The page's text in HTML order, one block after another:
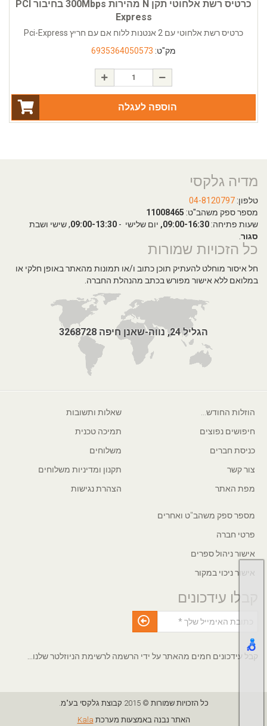
כרטיס רשת אלחוטי תקן N מהירות 300Mbps בחיבור PCI
Express
כרטיס רשת אלחוטי עם 2 אנטנות ללוח אם עם חריץ Pci-Express
מק"ט: 6935364050573
הוספה לעגלה
מדיה גלקסי
טלפון: 04-8120797
מספר ספק משהב"ט: 11008465
שעות פתיחה: 09:00-16:30, יום שלישי - 09:00-13:30, שישי ושבת
סגור.
כל הזכויות שמורות
חל איסור מוחלט להעתיק תוכן כתוב ו/או תמונות מהאתר באופן חלקי או
במלואם ללא אישור מפורש בכתב מהנהלת החברה.
הגליל 24, נווה-שאנן חיפה 3268728
הוזלות החודש...
חיפושים נפוצים
כניסת חברים
צור קשר
מפת האתר
שאלות ותשובות
תמיכה טכנית
משלוחים
תקנון ומדיניות משלוחים
הצהרת נגישות
מספר ספק משהב"ט ואחרים
פרטי חברה
אישור ניהול ספרים
אישור ניכוי במקור
קבלו עידכונים
קבל עידכונים חמים מהאתר על ידי הרשמה לרשימת הניוזלטר שלנו...
כל הזכויות שמורות © 2015 קבוצת גלקסי בע"מ.
האתר נבנה באמצעות מערכת Kala